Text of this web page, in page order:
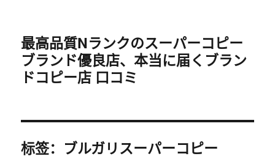
最高品質Nランクのスーパーコピー
ブランド優良店、本当に届くブラン
ドコピー店 口コミ
标签：ブルガリスーパーコピー